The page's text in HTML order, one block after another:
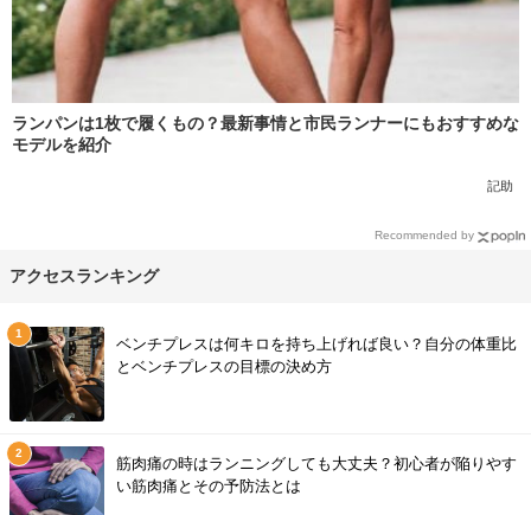
ランパンは1枚で履くもの？最新事情と市民ランナーにもおすすめな
モデルを紹介
記助
Recommended by
アクセスランキング
ベンチプレスは何キロを持ち上げれば良い？自分の体重比
とベンチプレスの目標の決め方
筋肉痛の時はランニングしても大丈夫？初心者が陥りやす
い筋肉痛とその予防法とは